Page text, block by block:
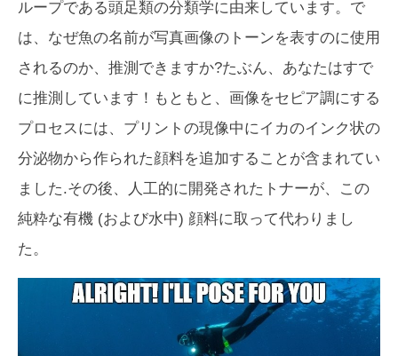
ループである頭足類の分類学に由来しています。で
は、なぜ魚の名前が写真画像のトーンを表すのに使用
されるのか、推測できますか?たぶん、あなたはすで
に推測しています！もともと、画像をセピア調にする
プロセスには、プリントの現像中にイカのインク状の
分泌物から作られた顔料を追加することが含まれてい
ました.その後、人工的に開発されたトナーが、この
純粋な有機 (および水中) 顔料に取って代わりまし
た。